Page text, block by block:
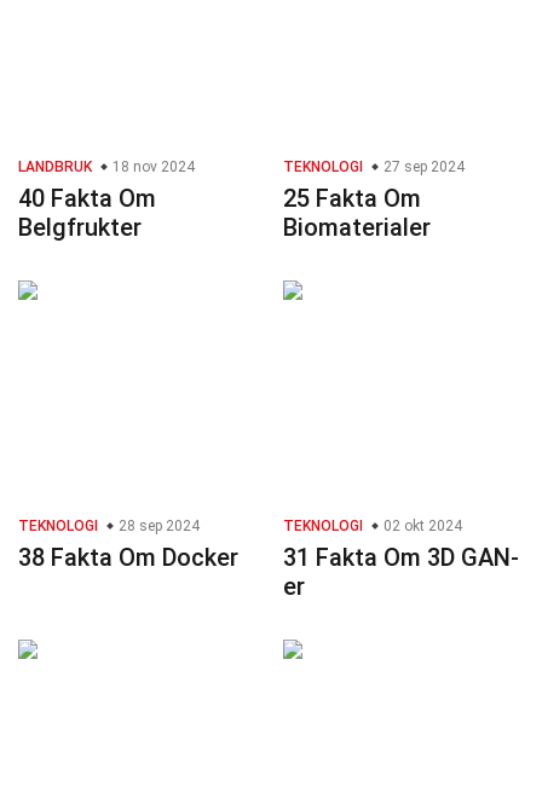
LANDBRUK 18 nov 2024
40 Fakta Om
Belgfrukter
TEKNOLOGI 27 sep 2024
25 Fakta Om
Biomaterialer
TEKNOLOGI 28 sep 2024
38 Fakta Om Docker
TEKNOLOGI 02 okt 2024
31 Fakta Om 3D GAN-
er